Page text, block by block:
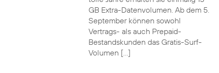
GB Extra-Datenvolumen. Ab dem 5.
September können sowohl
Vertrags- als auch Prepaid-
Bestandskunden das Gratis-Surf-
Volumen […]